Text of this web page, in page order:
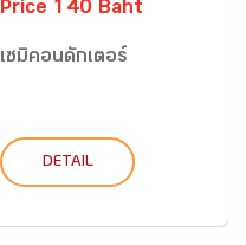
Price 140 Baht
เซมิคอนดักเตอร์
DETAIL